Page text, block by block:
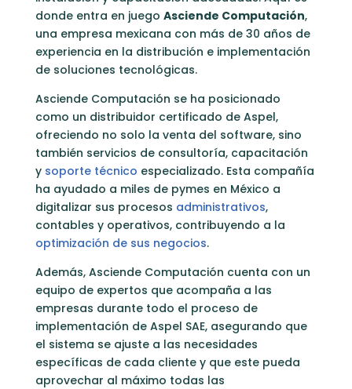
donde entra en juego Asciende Computación,
una empresa mexicana con más de 30 años de
experiencia en la distribución e implementación
de soluciones tecnológicas.
Asciende Computación se ha posicionado
como un distribuidor certificado de Aspel,
ofreciendo no solo la venta del software, sino
también servicios de consultoría, capacitación
y soporte técnico especializado. Esta compañía
ha ayudado a miles de pymes en México a
digitalizar sus procesos administrativos,
contables y operativos, contribuyendo a la
optimización de sus negocios.
Además, Asciende Computación cuenta con un
equipo de expertos que acompaña a las
empresas durante todo el proceso de
implementación de Aspel SAE, asegurando que
el sistema se ajuste a las necesidades
específicas de cada cliente y que este pueda
aprovechar al máximo todas las